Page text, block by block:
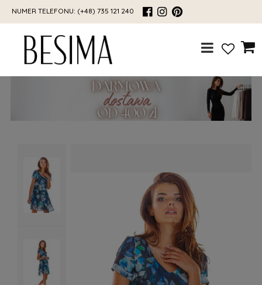
NUMER TELEFONU: (+48) 735 121 240